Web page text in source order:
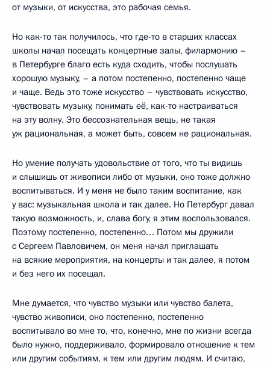
от музыки, от искусства, это рабочая семья.
Но как-то так получилось, что где-то в старших классах
школы начал посещать концертные залы, филармонию –
в Петербурге благо есть куда сходить, чтобы послушать
хорошую музыку, – а потом постепенно, постепенно чаще
и чаще. Ведь это тоже искусство – чувствовать искусство,
чувствовать музыку, понимать её, как-то настраиваться
на эту волну. Это бессознательная вещь, не такая
уж рациональная, а может быть, совсем не рациональная.
Но умение получать удовольствие от того, что ты видишь
и слышишь от живописи либо от музыки, оно тоже должно
воспитываться. И у меня не было таким воспитание, как
у вас: музыкальная школа и так далее. Но Петербург давал
такую возможность, и, слава богу, я этим воспользовался.
Поэтому постепенно, постепенно… Потом мы дружили
с Сергеем Павловичем, он меня начал приглашать
на всякие мероприятия, на концерты и так далее, я потом
и без него их посещал.
Мне думается, что чувство музыки или чувство балета,
чувство живописи, оно постепенно, постепенно
воспитывало во мне то, что, конечно, мне по жизни всегда
было нужно, поддерживало, формировало отношение к тем
или другим событиям, к тем или другим людям. И считаю,